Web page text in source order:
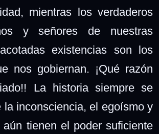
mientras los verdaderos
y señores de nuestras
existencias son los
nos gobiernan. ¡Qué razón
La historia siempre se
la inconsciencia, el egoísmo y
aún tienen el poder suficiente